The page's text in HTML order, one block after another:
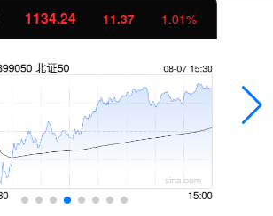
1134.24 11.37 1.01%